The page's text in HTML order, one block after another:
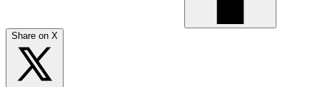
Share on X